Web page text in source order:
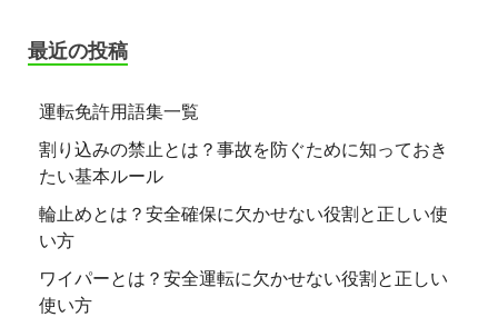
最近の投稿
運転免許用語集一覧
割り込みの禁止とは？事故を防ぐために知っておき
たい基本ルール
輪止めとは？安全確保に欠かせない役割と正しい使
い方
ワイパーとは？安全運転に欠かせない役割と正しい
使い方